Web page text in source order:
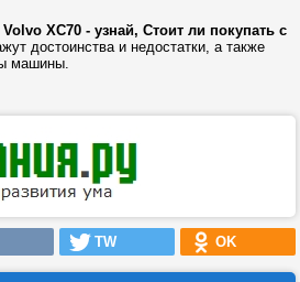
XC70 - узнай, Стоит ли покупать с
достоинства и недостатки, а также
машины.
TW OK